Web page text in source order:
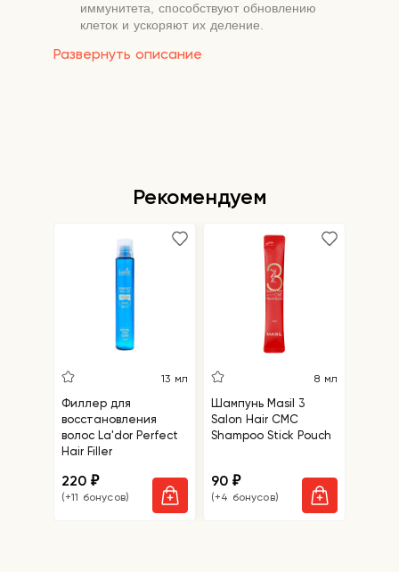
Развернуть описание
иммунитета, способствуют обновлению
клеток и ускоряют их деление.
Салициловая кислота.
Способ применения:с помощью дозатора
им чистую кожу лица. Используйте утром и
Рекомендуем
13 мл
Филлер для
восстановления
волос La'dor Perfect
Hair Filler
220 ₽
(+11 бонусов)
8 мл
Шампунь Masil 3
Salon Hair CMC
Shampoo Stick Pouch
90 ₽
(+4 бонусов)